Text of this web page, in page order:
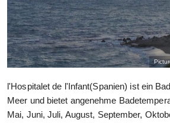
l'Hospitalet de l'Infant(Spanien) ist ein
Meer und bietet angenehme
Mai, Juni, Juli, August, September,